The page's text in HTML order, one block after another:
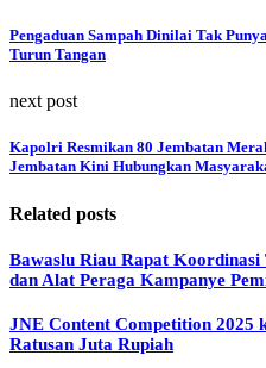
Pengaduan Sampah Dinilai Tak
Turun Tangan
next post
Kapolri Resmikan 80 Jembatan
Jembatan Kini Hubungkan
Related posts
Bawaslu Riau Rapat
dan Alat Peraga Kampanye
JNE Content Competition 2025
Ratusan Juta Rupiah